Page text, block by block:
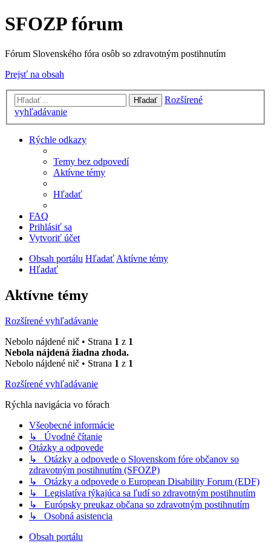
SFOZP fórum
Fórum Slovenského fóra osôb so zdravotným postihnutím
Prejsť na obsah
Hľadať
Rozšírené
vyhľadávanie
Rýchle odkazy
Temy bez odpovedí
Aktívne témy
Hľadať
FAQ
Prihlásiť sa
Vytvoriť účet
Obsah portálu HľadaťAktívne témy
Hľadať
Aktívne témy
Rozšírené vyhľadávanie
Nebolo nájdené nič • Strana 1 z 1
Nebola nájdená žiadna zhoda.
Nebolo nájdené nič • Strana 1 z 1
Rozšírené vyhľadávanie
Rýchla navigácia vo fórach
Všeobecné informácie
↳ Úvodné čítanie
Otázky a odpovede
↳ Otázky a odpovede o Slovenskom fóre občanov so
zdravotným postihnutím (SFOZP)
↳ Otázky a odpovede o European Disability Forum (EDF)
↳ Legislatíva týkajúca sa ľudí so zdravotným postihnutím
↳ Európsky preukaz občana so zdravotným postihnutím
↳ Osobná asistencia
Obsah portálu